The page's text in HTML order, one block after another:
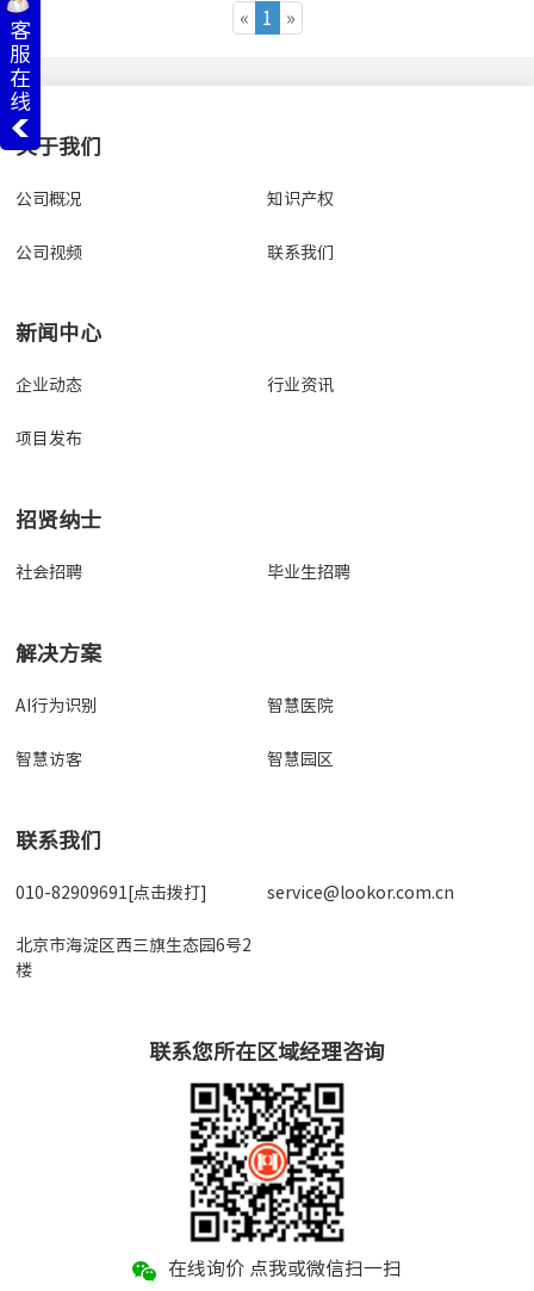
« 1 »
关于我们
公司概况 知识产权
公司视频 联系我们
新闻中心
企业动态 行业资讯
项目发布
招贤纳士
社会招聘 毕业生招聘
解决方案
AI行为识别 智慧医院
智慧访客 智慧园区
联系我们
010-82909691[点击拨打] service@lookor.com.cn
北京市海淀区西三旗生态园6号2
楼
联系您所在区域经理咨询
在线询价 点我或微信扫一扫
客
服
在
线